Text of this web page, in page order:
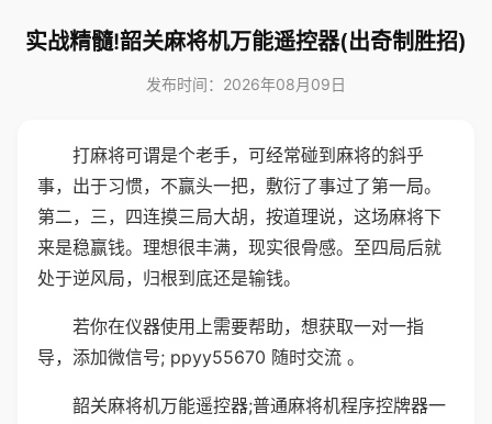
实战精髓!韶关麻将机万能遥控器(出奇制胜招)
发布时间：2026年08月09日
打麻将可谓是个老手，可经常碰到麻将的斜乎
事，出于习惯，不赢头一把，敷衍了事过了第一局。
第二，三，四连摸三局大胡，按道理说，这场麻将下
来是稳赢钱。理想很丰满，现实很骨感。至四局后就
处于逆风局，归根到底还是输钱。
若你在仪器使用上需要帮助，想获取一对一指
导，添加微信号; ppyy55670 随时交流 。
韶关麻将机万能遥控器;普通麻将机程序控牌器一